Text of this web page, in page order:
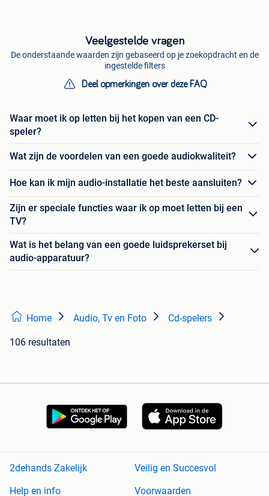
Veelgestelde vragen
De onderstaande waarden zijn gebaseerd op je zoekopdracht en de
ingestelde filters
Deel opmerkingen over deze FAQ
Waar moet ik op letten bij het kopen van een CD-
speler?
Wat zijn de voordelen van een goede audiokwaliteit?
Hoe kan ik mijn audio-installatie het beste aansluiten?
Zijn er speciale functies waar ik op moet letten bij een
TV?
Wat is het belang van een goede luidsprekerset bij
audio-apparatuur?
Home Audio, Tv en Foto Cd-spelers
106 resultaten
2dehands Zakelijk
Veilig en Succesvol
Help en info
Voorwaarden